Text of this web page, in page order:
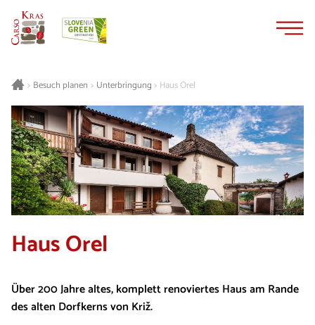
> Besuch planen > Unterbringung > Haus Orel
Haus Orel
Über 200 Jahre altes, komplett renoviertes Haus am Rande
des alten Dorfkerns von Križ.